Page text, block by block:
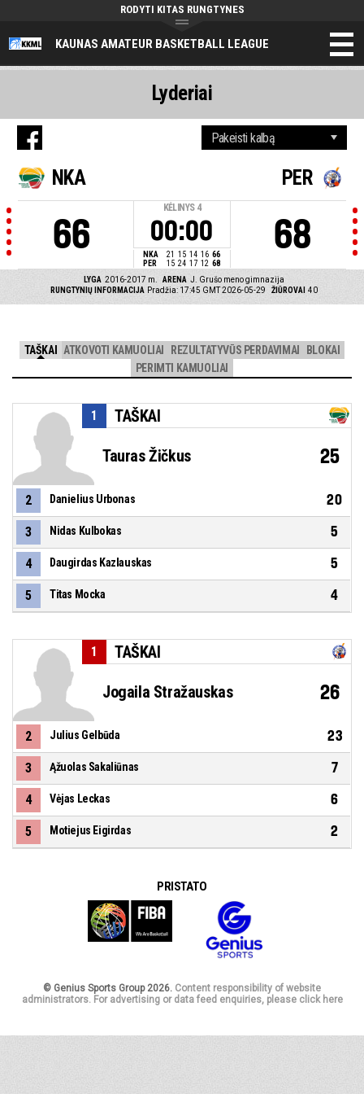
KAUNAS AMATEUR BASKETBALL LEAGUE
RODYTI KITAS RUNGTYNES
NKA
66
KĖLINYS 4
00:00
NKA 21 15 14 16 66
PER
15 24 17 12 68
PER
68
LYGA 2016-2017 m. ARENA J. Grušo meno gimnazija
RUNGTYNIŲ INFORMACIJA Pradžia: 17:45 GMT 2026-05-29 ŽIŪROVAI 40
Lyderiai
TAŠKAI ATKOVOTI KAMUOLIAI REZULTATYVŪS PERDAVIMAI
BLOKAI
PERIMTI KAMUOLIAI
TAŠKAI
1
Tauras Žičkus 25
2 Danielius Urbonas 20
3 Nidas Kulbokas 5
4 Daugirdas Kazlauskas 5
5 Titas Mocka 4
TAŠKAI
1
Jogaila Stražauskas 26
2 Julius Gelbūda 23
3 Ąžuolas Sakaliūnas 7
4 Vėjas Leckas 6
5 Motiejus Eigirdas 2
PRISTATO
© Genius Sports Group 2026. Content responsibility of website
administrators. For advertising or data feed enquiries, please click here